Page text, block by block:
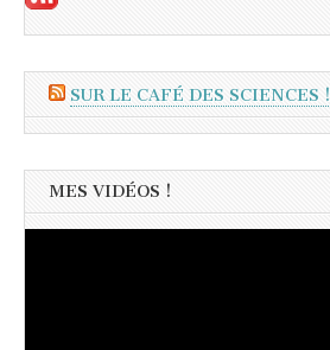
SUR LE CAFÉ DES SCIENCES !
MES VIDÉOS !